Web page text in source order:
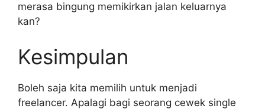
merasa bingung memikirkan jalan keluarnya
kan?
Kesimpulan
Boleh saja kita memilih untuk menjadi
freelancer. Apalagi bagi seorang cewek single